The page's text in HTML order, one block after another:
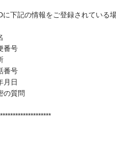
に下記の情報をご登録されている
番号
番号
月日
の質問